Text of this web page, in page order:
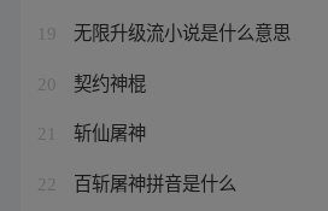
19 无限升级流小说是什么意思
20 契约神棍
21 斩仙屠神
22 百斩屠神拼音是什么